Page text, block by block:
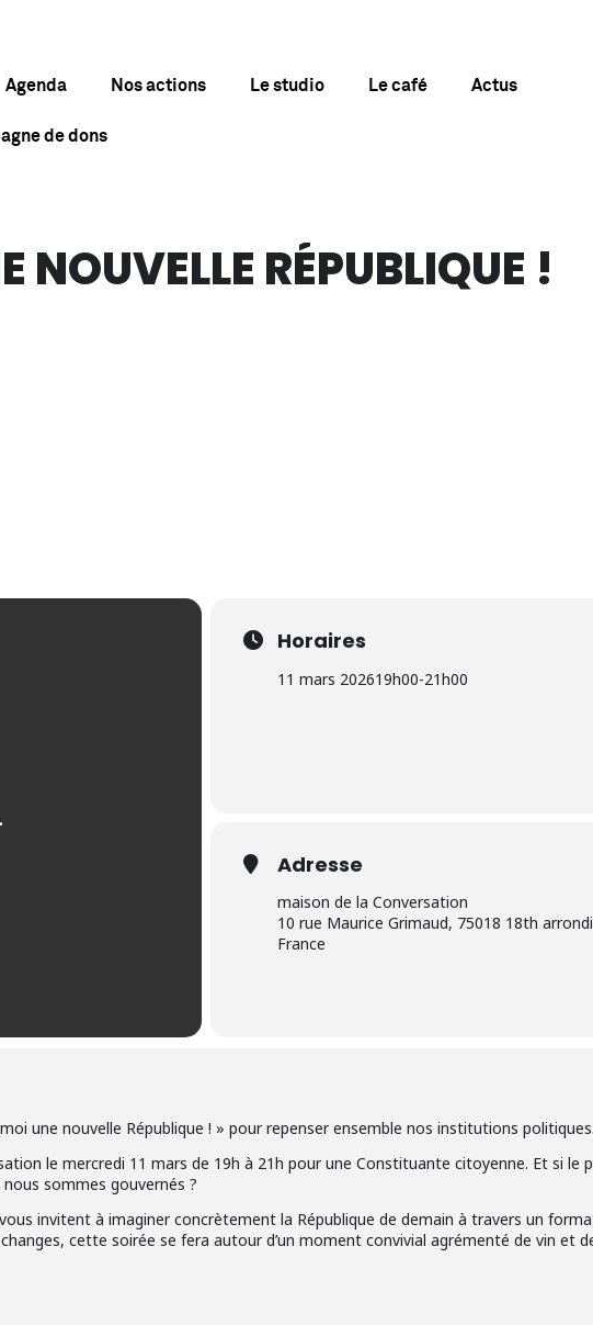
Agenda Nos actions Le studio Le café Actus
de dons
NOUVELLE RÉPUBLIQUE !
Horaires
11 mars 202619h00-21h00
Adresse
maison de la Conversation
10 rue Maurice Grimaud, 75018 18th
France
une nouvelle République ! » pour repenser ensemble nos institutions politiques.
le mercredi 11 mars de 19h à 21h pour une Constituante citoyenne. Et si le
sommes gouvernés ?
invitent à imaginer concrètement la République de demain à travers un
cette soirée se fera autour d’un moment convivial agrémenté de vin et